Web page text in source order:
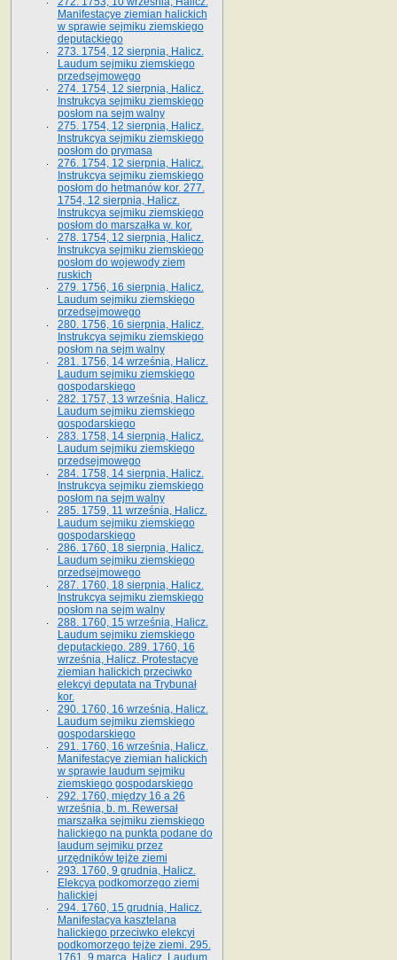
Manifestacye ziemian halickich
w sprawie sejmiku ziemskiego
deputackiego
273. 1754, 12 sierpnia, Halicz.
Laudum sejmiku ziemskiego
przedsejmowego
274. 1754, 12 sierpnia, Halicz.
Instrukcya sejmiku ziemskiego
posłom na sejm walny
275. 1754, 12 sierpnia, Halicz.
Instrukcya sejmiku ziemskiego
posłom do prymasa
276. 1754, 12 sierpnia, Halicz.
Instrukcya sejmiku ziemskiego
posłom do hetmanów kor. 277.
1754, 12 sierpnia, Halicz.
Instrukcya sejmiku ziemskiego
posłom do marszałka w. kor.
278. 1754, 12 sierpnia, Halicz.
Instrukcya sejmiku ziemskiego
posłom do wojewody ziem
ruskich
279. 1756, 16 sierpnia, Halicz.
Laudum sejmiku ziemskiego
przedsejmowego
280. 1756, 16 sierpnia, Halicz.
Instrukcya sejmiku ziemskiego
posłom na sejm walny
281. 1756, 14 września, Halicz.
Laudum sejmiku ziemskiego
gospodarskiego
282. 1757, 13 września, Halicz.
Laudum sejmiku ziemskiego
gospodarskiego
283. 1758, 14 sierpnia, Halicz.
Laudum sejmiku ziemskiego
przedsejmowego
284. 1758, 14 sierpnia, Halicz.
Instrukcya sejmiku ziemskiego
posłom na sejm walny
285. 1759, 11 września, Halicz.
Laudum sejmiku ziemskiego
gospodarskiego
286. 1760, 18 sierpnia, Halicz.
Laudum sejmiku ziemskiego
przedsejmowego
287. 1760, 18 sierpnia, Halicz.
Instrukcya sejmiku ziemskiego
posłom na sejm walny
288. 1760, 15 września, Halicz.
Laudum sejmiku ziemskiego
deputackiego. 289. 1760, 16
września, Halicz. Protestacye
ziemian halickich przeciwko
elekcyi deputata na Trybunał
kor.
290. 1760, 16 września, Halicz.
Laudum sejmiku ziemskiego
gospodarskiego
291. 1760, 16 września, Halicz.
Manifestacye ziemian halickich
w sprawie laudum sejmiku
ziemskiego gospodarskiego
292. 1760, między 16 a 26
września, b. m. Rewersał
marszałka sejmiku ziemskiego
halickiego na punkta podane do
laudum sejmiku przez
urzędników tejże ziemi
293. 1760, 9 grudnia, Halicz.
Elekcya podkomorzego ziemi
halickiej
294. 1760, 15 grudnia, Halicz.
Manifestacya kasztelana
halickiego przeciwko elekcyi
podkomorzego tejże ziemi. 295.
1761, 9 marca, Halicz. Laudum